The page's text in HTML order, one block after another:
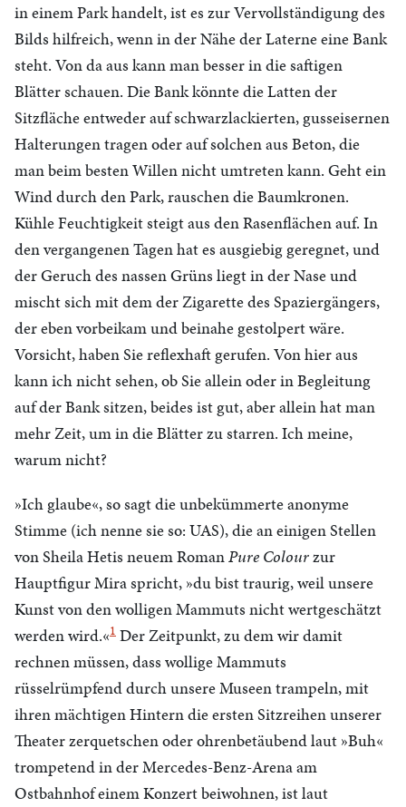
in einem Park handelt, ist es zur Vervollständigung des
Bilds hilfreich, wenn in der Nähe der Laterne eine Bank
steht. Von da aus kann man besser in die saftigen
Blätter schauen. Die Bank könnte die Latten der
Sitzfläche entweder auf schwarzlackierten, gusseisernen
Halterungen tragen oder auf solchen aus Beton, die
man beim besten Willen nicht umtreten kann. Geht ein
Wind durch den Park, rauschen die Baumkronen.
Kühle Feuchtigkeit steigt aus den Rasenflächen auf. In
den vergangenen Tagen hat es ausgiebig geregnet, und
der Geruch des nassen Grüns liegt in der Nase und
mischt sich mit dem der Zigarette des Spaziergängers,
der eben vorbeikam und beinahe gestolpert wäre.
Vorsicht, haben Sie reflexhaft gerufen. Von hier aus
kann ich nicht sehen, ob Sie allein oder in Begleitung
auf der Bank sitzen, beides ist gut, aber allein hat man
mehr Zeit, um in die Blätter zu starren. Ich meine,
warum nicht?
»Ich glaube«, so sagt die unbekümmerte anonyme
Stimme (ich nenne sie so: UAS), die an einigen Stellen
von Sheila Hetis neuem RomanPure Colourzur
Hauptfigur Mira spricht, »du bist traurig, weil unsere
Kunst von den wolligen Mammuts nicht wertgeschätzt
werden wird.«1 Der Zeitpunkt, zu dem wir damit
rechnen müssen, dass wollige Mammuts
rüsselrümpfend durch unsere Museen trampeln, mit
ihren mächtigen Hintern die ersten Sitzreihen unserer
Theater zerquetschen oder ohrenbetäubend laut »Buh«
trompetend in der Mercedes-Benz-Arena am
Ostbahnhof einem Konzert beiwohnen, ist laut